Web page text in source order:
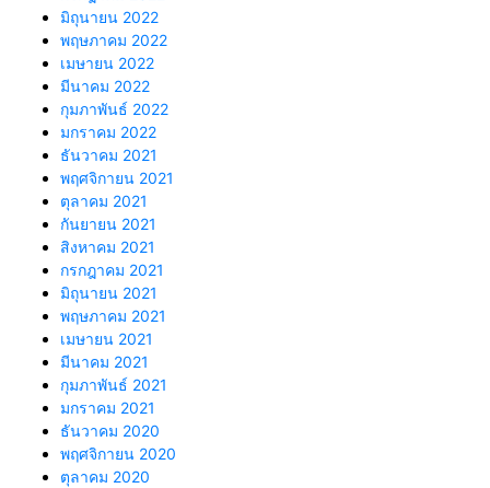
มิถุนายน 2022
พฤษภาคม 2022
เมษายน 2022
มีนาคม 2022
กุมภาพันธ์ 2022
มกราคม 2022
ธันวาคม 2021
พฤศจิกายน 2021
ตุลาคม 2021
กันยายน 2021
สิงหาคม 2021
กรกฎาคม 2021
มิถุนายน 2021
พฤษภาคม 2021
เมษายน 2021
มีนาคม 2021
กุมภาพันธ์ 2021
มกราคม 2021
ธันวาคม 2020
พฤศจิกายน 2020
ตุลาคม 2020